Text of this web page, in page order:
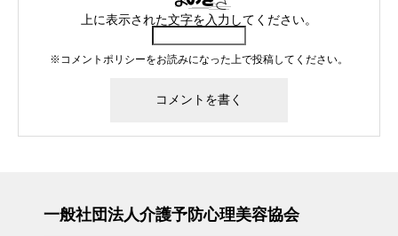
上に表示された文字を入力してください。
※コメントポリシーをお読みになった上で投稿してください。
一般社団法人介護予防心理美容協会